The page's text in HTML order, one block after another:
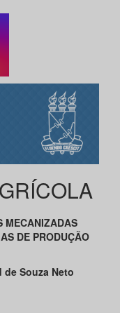
MECANIZADAS
DE PRODUÇÃO
Souza Neto